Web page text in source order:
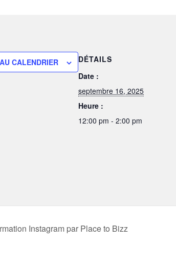
CALENDRIER
DÉTAILS
Date :
septembre 16, 2025
Heure :
12:00 pm - 2:00 pm
Instagram par Place to Bizz